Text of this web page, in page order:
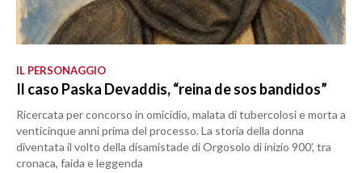
IL PERSONAGGIO
Il caso Paska Devaddis, “reina de sos bandidos”
Ricercata per concorso in omicidio, malata di tubercolosi e morta a
venticinque anni prima del processo. La storia della donna
diventata il volto della disamistade di Orgosolo di inizio 900’, tra
cronaca, faida e leggenda